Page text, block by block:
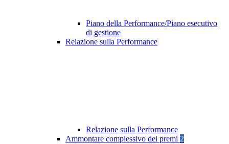
Piano della Performance/Piano esecutivo
di gestione
Relazione sulla Performance
Relazione sulla Performance
Ammontare complessivo dei premi 2